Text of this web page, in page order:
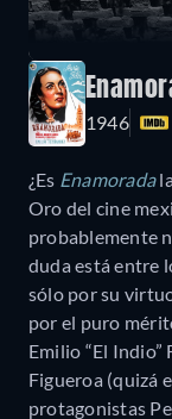
1946
¿Es Enamorada
Oro del cine
probablemente
duda está entre
sólo por su
por el puro
Emilio “El
Figueroa (quizá
protagonistas